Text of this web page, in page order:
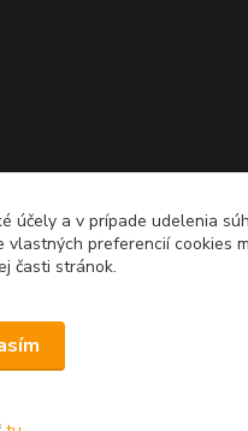
účely a v prípade udelenia
vlastných preferencií cookies
časti stránok.